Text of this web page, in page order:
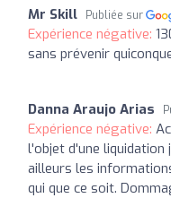
Mr Skill Publiée sur
Expérience négative:
sans prévenir
Danna Araujo Arias
Expérience négative:
l'objet d'une liquidation
ailleurs les
qui que ce soit.